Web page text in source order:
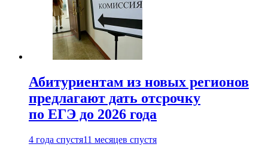
Абитуриентам из новых регионов
предлагают дать отсрочку
по ЕГЭ до 2026 года
4 года спустя11 месяцев спустя